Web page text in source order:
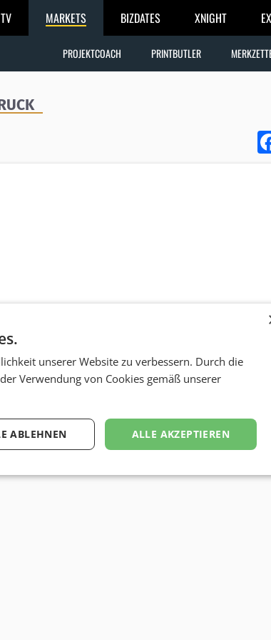
TV MARKETS BIZDATES XNIGHT
PROJEKTCOACH PRINTBUTLER
unserer Website zu verbessern. Durch die
Verwendung von Cookies gemäß unserer
ALLE AKZEPTIEREN
ABLEHNEN